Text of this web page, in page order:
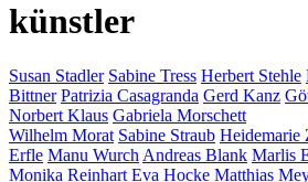
künstler
Susan Stadler Sabine Tress Herbert Stehle
Bittner Patrizia Casagranda Gerd Kanz
Norbert Klaus Gabriela Morschett
Wilhelm Morat Sabine Straub Heidemarie
Erfle Manu Wurch Andreas Blank Marlis
Monika Reinhart Eva Hocke Matthias